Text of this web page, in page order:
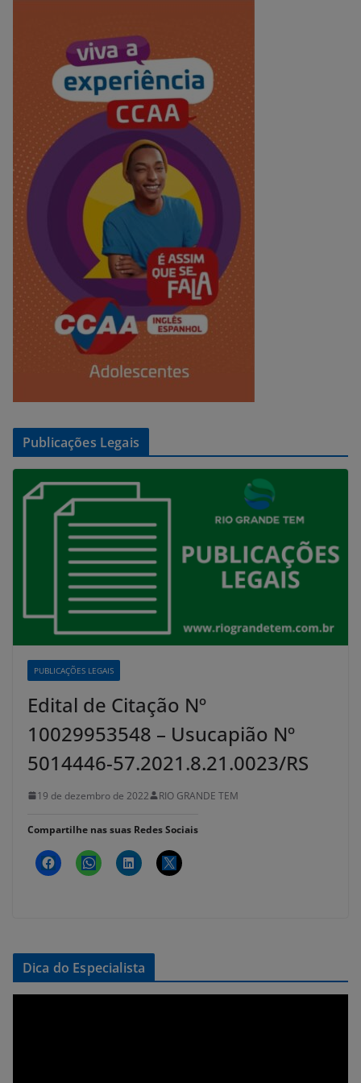
Publicações Legais
PUBLICAÇÕES LEGAIS
Edital de Citação Nº
10029953548 – Usucapião Nº
5014446-57.2021.8.21.0023/RS
19 de dezembro de 2022 RIO GRANDE TEM
Compartilhe nas suas Redes Sociais
Dica do Especialista